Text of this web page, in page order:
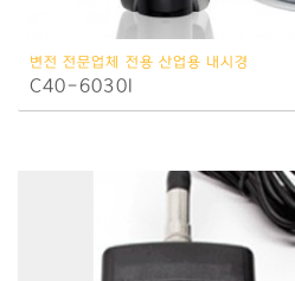
변전 전문업체 전용 산업용 내시경
C40-6030I